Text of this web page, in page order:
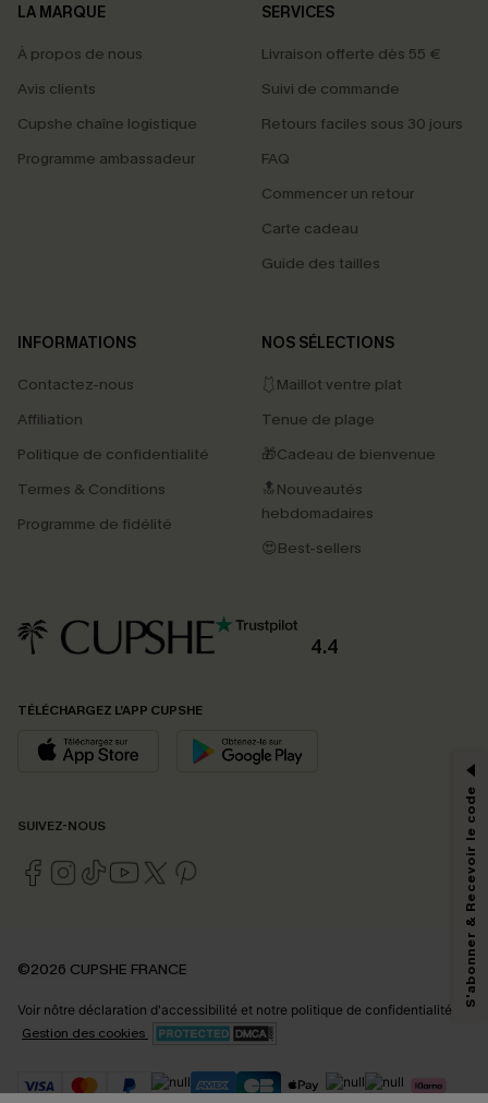
LA MARQUE
À propos de nous
Avis clients
Cupshe chaîne logistique
Programme ambassadeur
SERVICES
Livraison offerte dès 55 €
Suivi de commande
Retours faciles sous 30 jours
FAQ
Commencer un retour
Carte cadeau
Guide des tailles
INFORMATIONS
Contactez-nous
Affiliation
Politique de confidentialité
Termes & Conditions
Programme de fidélité
NOS SÉLECTIONS
🩱Maillot ventre plat
Tenue de plage
🎁Cadeau de bienvenue
🔝Nouveautés
hebdomadaires
😍Best-sellers
4.4
TÉLÉCHARGEZ L’APP CUPSHE
SUIVEZ-NOUS
©2026 CUPSHE FRANCE
Voir nôtre déclaration d'accessibilité et notre politique de confidentialité.
Gestion des cookies
PROFITEZ DE -15%
-15% dès 2 Achetés par E-mail
En soumettant votre adresse e-mail, vous acceptez de recevoir des e-mails
marketing (y compris du contenu généré par l'IA) de Cupshe et
personnaliser nos contenus et nos offres, et de vous recommander des
Politique de
confidentialité. Vous pouvez vous désabonner à tout moment.
S'abonner & Recevoir le code